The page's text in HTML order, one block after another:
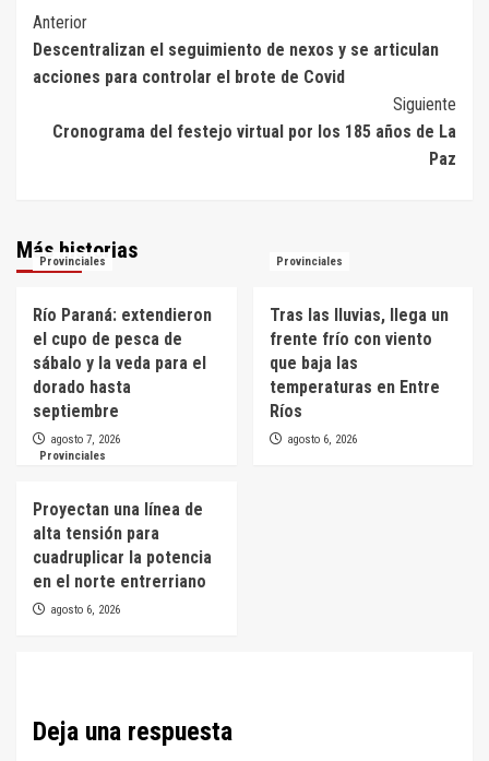
Navegación
de
entradas
Anterior
Descentralizan el seguimiento de nexos y se articulan
acciones para controlar el brote de Covid
Siguiente
Cronograma del festejo virtual por los 185 años de La
Paz
Más historias
Provinciales
Río Paraná: extendieron
el cupo de pesca de
sábalo y la veda para el
dorado hasta
septiembre
agosto 7, 2026
Provinciales
Tras las lluvias, llega un
frente frío con viento
que baja las
temperaturas en Entre
Ríos
agosto 6, 2026
Provinciales
Proyectan una línea de
alta tensión para
cuadruplicar la potencia
en el norte entrerriano
agosto 6, 2026
Deja una respuesta